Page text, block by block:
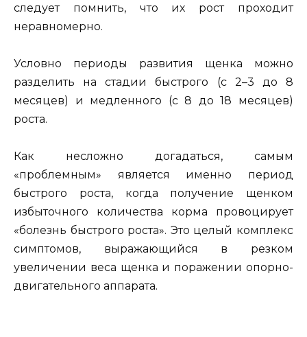
следует помнить, что их рост проходит
неравномерно.
Условно периоды развития щенка можно
разделить на стадии быстрого (с 2–3 до 8
месяцев) и медленного (с 8 до 18 месяцев)
роста.
Как несложно догадаться, самым
«проблемным» является именно период
быстрого роста, когда получение щенком
избыточного количества корма провоцирует
«болезнь быстрого роста». Это целый комплекс
симптомов, выражающийся в резком
увеличении веса щенка и поражении опорно-
двигательного аппарата.